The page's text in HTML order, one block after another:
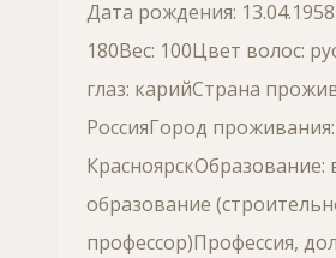
Дата рождения:
180Вес: 100Цвет волос:
глаз: карийСтрана
РоссияГород проживания:
КрасноярскОбразование:
образование
профессор)Профессия,